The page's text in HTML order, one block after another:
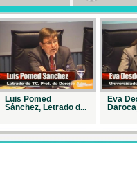
Luis Pomed
Sánchez, Letrado d...
Eva